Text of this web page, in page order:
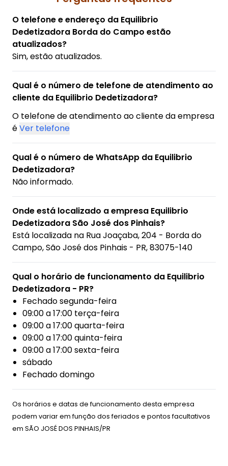
O telefone e endereço da Equilibrio
Dedetizadora Borda do Campo estão
atualizados?
Sim, estão atualizados.
Qual é o número de telefone de atendimento ao
cliente da Equilibrio Dedetizadora?
O telefone de atendimento ao cliente da empresa
éVer telefone
Qual é o número de WhatsApp da Equilibrio
Dedetizadora?
Não informado.
Onde está localizado a empresa Equilibrio
Dedetizadora São José dos Pinhais?
Está localizada na Rua Joaçaba, 204 - Borda do
Campo, São José dos Pinhais - PR, 83075-140
Qual o horário de funcionamento da Equilibrio
Dedetizadora - PR?
Fechado segunda-feira
09:00 a 17:00 terça-feira
09:00 a 17:00 quarta-feira
09:00 a 17:00 quinta-feira
09:00 a 17:00 sexta-feira
sábado
Fechado domingo
Os horários e datas de funcionamento desta empresa
podem variar em função dos feriados e pontos facultativos
em SÃO JOSÉ DOS PINHAIS/PR